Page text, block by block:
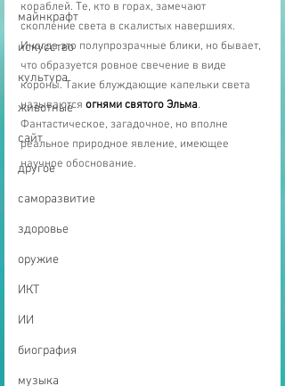
майнкрафт
искусство
культура
животные
сайт
другое
саморазвитие
здоровье
оружие
ИКТ
ИИ
биография
музыка
кораблей. Те, кто в горах, замечают
скопление света в скалистых навершиях.
Иногда это полупрозрачные блики, но бывает,
что образуется ровное свечение в виде
короны. Такие блуждающие капельки света
называются огнями святого Эльма.
Фантастическое, загадочное, но вполне
реальное природное явление, имеющее
научное обоснование.